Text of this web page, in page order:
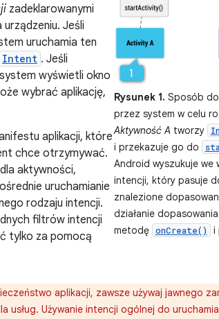
Rysunek 1. Sposób
przez system w celu
Aktywność A tworzy
i przekazuje go do
Android wyszukuje
intencji, który pasuje
znalezione
działanie
metodę onCreate() i
zadeklarowanymi
urządzeniu. Jeśli
uruchamia ten
Intent . Jeśli
wyświetli okno
wybrać aplikację,
aplikacji, które
chce otrzymywać.
aktywności,
uruchamianie
rodzaju intencji.
filtrów intencji
tylko za pomocą
aplikacji, zawsze używaj jawnego
usług. Używanie intencji ogólnej do